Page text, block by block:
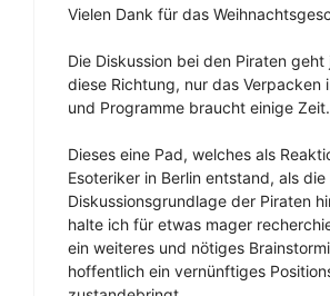
Vielen Dank für das
Die Diskussion bei den Piraten geht
diese Richtung, nur das Verpacken
und Programme braucht einige Zeit.
Dieses eine Pad, welches als
Esoteriker in Berlin entstand, als
Diskussionsgrundlage der Piraten
halte ich für etwas mager
ein weiteres und nötiges
hoffentlich ein vernünftiges